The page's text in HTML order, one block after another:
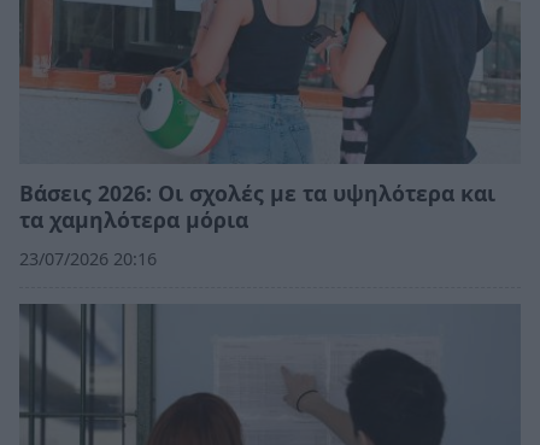
Βάσεις 2026: Οι σχολές με τα υψηλότερα και
τα χαμηλότερα μόρια
23/07/2026 20:16